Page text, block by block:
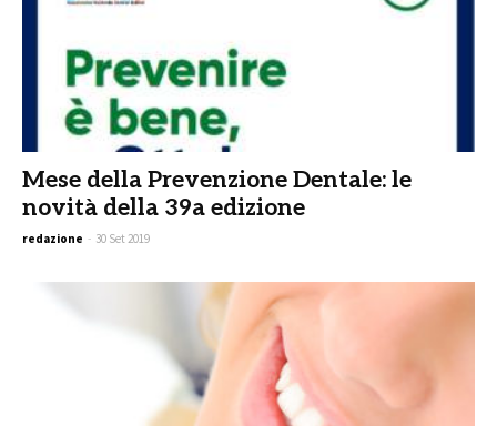
Mese della Prevenzione Dentale: le
novità della 39a edizione
redazione - 30 Set 2019